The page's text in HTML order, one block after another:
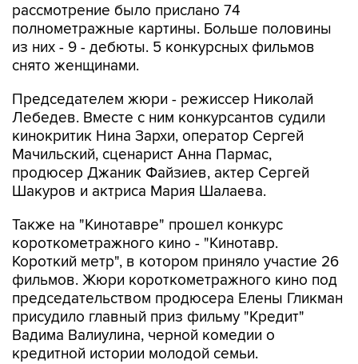
рассмотрение было прислано 74
полнометражные картины. Больше половины
из них - 9 - дебюты. 5 конкурсных фильмов
снято женщинами.
Председателем жюри - режиссер Николай
Лебедев. Вместе с ним конкурсантов судили
кинокритик Нина Зархи, оператор Сергей
Мачильский, сценарист Анна Пармас,
продюсер Джаник Файзиев, актер Сергей
Шакуров и актриса Мария Шалаева.
Также на "Кинотавре" прошел конкурс
короткометражного кино - "Кинотавр.
Короткий метр", в котором приняло участие 26
фильмов. Жюри короткометражного кино под
председательством продюсера Елены Гликман
присудило главный приз фильму "Кредит"
Вадима Валиулина, черной комедии о
кредитной истории молодой семьи.